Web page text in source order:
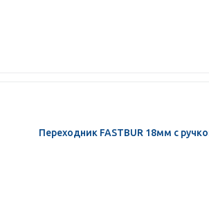
Переходник FASTBUR 18мм с